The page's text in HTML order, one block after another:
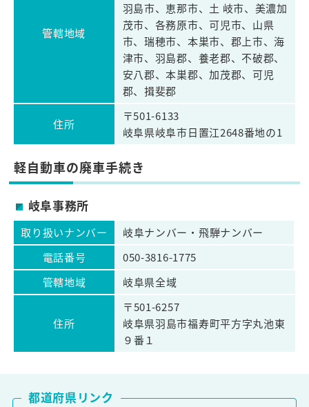
管轄地域
羽島市、恵那市、土 岐市、美濃加
茂市、各務原市、可児市、山県
市、瑞穂市、本巣市、郡上市、海
津市、羽島郡、養老郡、不破郡、
安八郡、本巣郡、加茂郡、可児
郡、揖斐郡
住所
〒501-6133
岐阜県岐阜市日置江2648番地の1
軽自動車の廃車手続き
岐阜事務所
取り扱いナンバー
岐阜ナンバー・飛騨ナンバー
電話番号
050-3816-1775
管轄地域
岐阜県全域
住所
〒501-6257
岐阜県羽島市福寿町平方字丸池東
９番１
都道府県リンク